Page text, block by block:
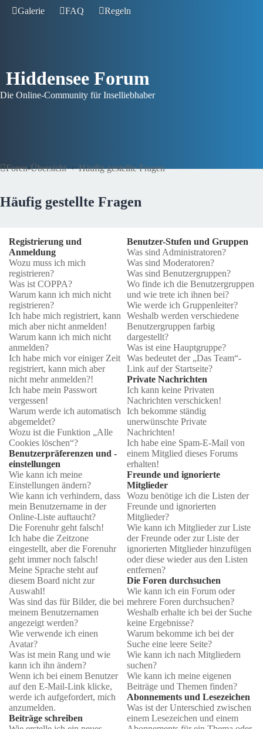
Galerie FAQ Regeln
Hiddensee Forum
Die Online-Community für Inselliebhaber
Foren-Übersicht Häufig gestellte Fragen
Häufig gestellte Fragen
Registrierung und
Anmeldung
Wozu muss ich mich
registrieren?
Was ist COPPA?
Warum kann ich mich nicht
registrieren?
Ich habe mich registriert, kann
mich aber nicht anmelden!
Warum kann ich mich nicht
anmelden?
Ich habe mich vor einiger Zeit
registriert, kann mich aber
nicht mehr anmelden?!
Ich habe mein Passwort
vergessen!
Warum werde ich automatisch
abgemeldet?
Wozu ist die Funktion „Alle
Cookies löschen“?
Benutzerpräferenzen und -
einstellungen
Wie kann ich meine
Einstellungen ändern?
Wie kann ich verhindern, dass
mein Benutzername in der
Online-Liste auftaucht?
Die Forenuhr geht falsch!
Ich habe die Zeitzone
eingestellt, aber die Forenuhr
geht immer noch falsch!
Meine Sprache steht auf
diesem Board nicht zur
Auswahl!
Was sind das für Bilder, die bei
meinem Benutzernamen
angezeigt werden?
Wie verwende ich einen
Avatar?
Was ist mein Rang und wie
kann ich ihn ändern?
Wenn ich bei einem Benutzer
auf den E-Mail-Link klicke,
werde ich aufgefordert, mich
anzumelden.
Beiträge schreiben
Benutzer-Stufen und Gruppen
Was sind Administratoren?
Was sind Moderatoren?
Was sind Benutzergruppen?
Wo finde ich die Benutzergruppen
und wie trete ich ihnen bei?
Wie werde ich Gruppenleiter?
Weshalb werden verschiedene
Benutzergruppen farbig
dargestellt?
Was ist eine Hauptgruppe?
Was bedeutet der „Das Team“-
Link auf der Startseite?
Private Nachrichten
Ich kann keine Privaten
Nachrichten verschicken!
Ich bekomme ständig
unerwünschte Private
Nachrichten!
Ich habe eine Spam-E-Mail von
einem Mitglied dieses Forums
erhalten!
Freunde und ignorierte
Mitglieder
Wozu benötige ich die Listen der
Freunde und ignorierten
Mitglieder?
Wie kann ich Mitglieder zur Liste
der Freunde oder zur Liste der
ignorierten Mitglieder hinzufügen
oder diese wieder aus den Listen
entfernen?
Die Foren durchsuchen
Wie kann ich ein Forum oder
mehrere Foren durchsuchen?
Weshalb erhalte ich bei der Suche
keine Ergebnisse?
Warum bekomme ich bei der
Suche eine leere Seite?
Wie kann ich nach Mitgliedern
suchen?
Wie kann ich meine eigenen
Beiträge und Themen finden?
Abonnements und Lesezeichen
Was ist der Unterschied zwischen
einem Lesezeichen und einem